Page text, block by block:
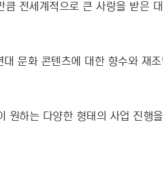
전세계적으로 큰 사랑을 받은
문화 콘텐츠에 대한 향수와 재조
원하는 다양한 형태의 사업 진행